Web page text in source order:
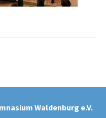
Waldenburg e.V.